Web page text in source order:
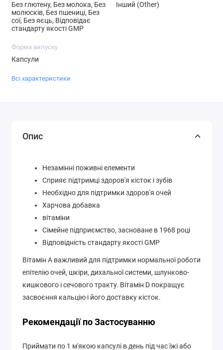
Без глютену, Без молока, Без
молюсків, Без пшениці, Без
сої, Без яєць, Відповідає
стандарту якості GMP
Інший (Other)
Форма випуску
Капсули
Всі характеристики
Опис
Незамінні поживні елементи
Сприяє підтримці здоров'я кісток і зубів
Необхідно для підтримки здоров'я очей
Харчова добавка
вітаміни
Сімейне підприємство, засноване в 1968 році
Відповідність стандарту якості GMP
Вітамін A важливий для підтримки нормальної роботи
епітелію очей, шкіри, дихальної системи, шлунково-
кишкового і сечового тракту. Вітамін D покращує
засвоєння кальцію і його доставку кісток.
Рекомендації по Застосуванню
Приймати по 1 м'якою капсулі в день під час їжі або